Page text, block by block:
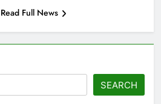
Read Full News
SEARCH